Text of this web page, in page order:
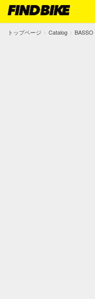
トップページ Catalog BASSO